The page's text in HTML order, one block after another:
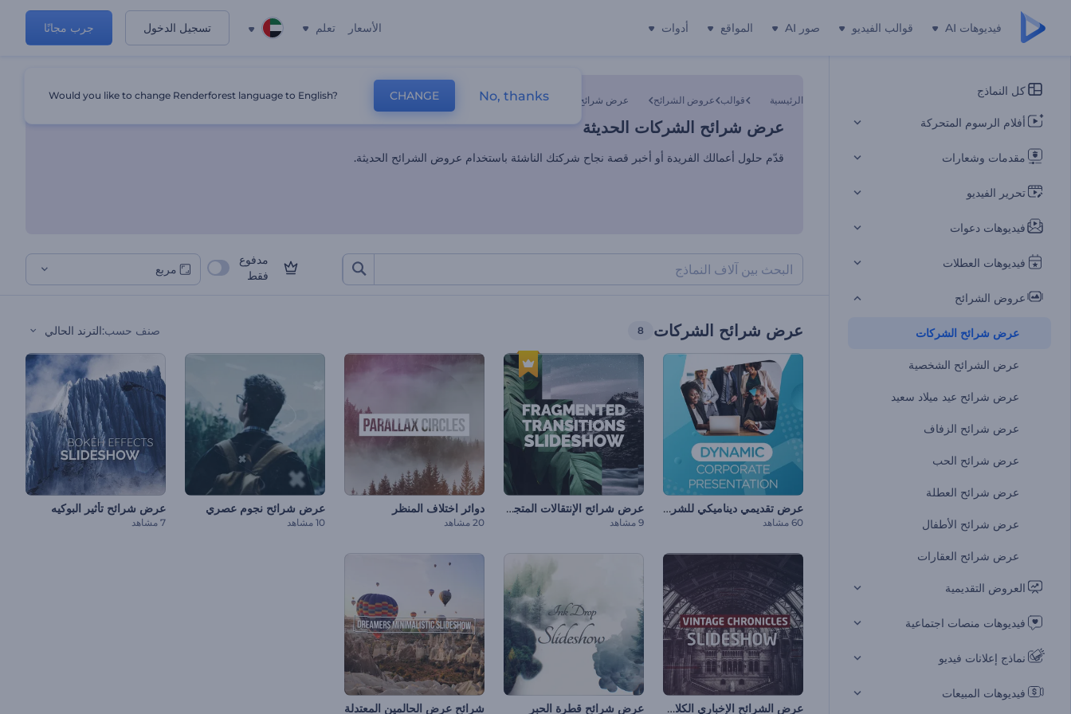
فيديوهات AI قوالب الفيديو صور AI المواقع أدوات الأسعار تعلم تسجيل الدخول جرب مجانًا
كل النماذج
أفلام الرسوم المتحركة
مقدمات وشعارات
تحرير الفيديو
فيديوهات دعوات
فيديوهات العطلات
عروض الشرائح
عرض شرائح الشركات
عرض الشرائح الشخصية
عرض شرائح عيد ميلاد سعيد
عرض شرائح الزفاف
عرض شرائح الحب
عرض شرائح العطلة
عرض شرائح الأطفال
عرض شرائح العقارات
العروض التقديمية
فيديوهات منصات اجتماعية
نماذج إعلانات فيديو
فيديوهات المبيعات
عرض شرائح الشركات الحديثة
الرئيسية قوالب عروض الشرائح عرض شرائح الشركات
عرض شرائح الشركات الحديثة
قدّم حلول أعمالك الفريدة أو أخبر قصة نجاح شركتك الناشئة باستخدام عروض الشرائح الحديثة.
مدفوع
فقط
مربع
عرض شرائح الشركات 8 صنف حسب:الترند الحالي
عرض تقديمي ديناميكي للشركات
60 مشاهد
عرض شرائح الإنتقالات المتجزئة
9 مشاهد
دوائر اختلاف المنظر
20 مشاهد
عرض شرائح نجوم عصري
10 مشاهد
عرض شرائح تأثير البوكيه
7 مشاهد
عرض الشرائح الإخباري الكلاسيكي عرض شرائح قطرة الحبر شرائح عرض الحالمين المعتدلة
Would you like to change Renderforest language to English? CHANGE No, thanks